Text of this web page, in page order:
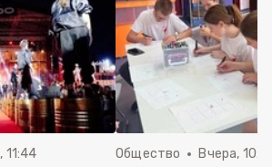
11:44 Общество Вчера,